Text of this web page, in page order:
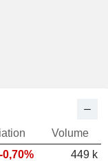
Volume
-0,70%
449 k